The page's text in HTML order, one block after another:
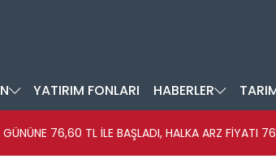
YATIRIM FONLARI HABERLER
76,60 TL İLE BAŞLADI, HALKA ARZ FİYATI